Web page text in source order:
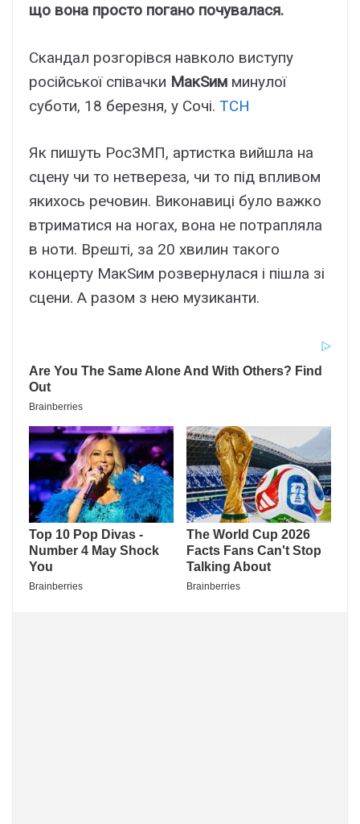
що вона просто погано почувалася.
Скандал розгорівся навколо виступу
російської співачки МакSим минулої
суботи, 18 березня, у Сочі. ТСН
Як пишуть РосЗМП, артистка вийшла на
сцену чи то нетвереза, чи то під впливом
якихось речовин. Виконавиці було важко
втриматися на ногах, вона не потрапляла
в ноти. Врешті, за 20 хвилин такого
концерту МакSим розвернулася і пішла зі
сцени. А разом з нею музиканти.